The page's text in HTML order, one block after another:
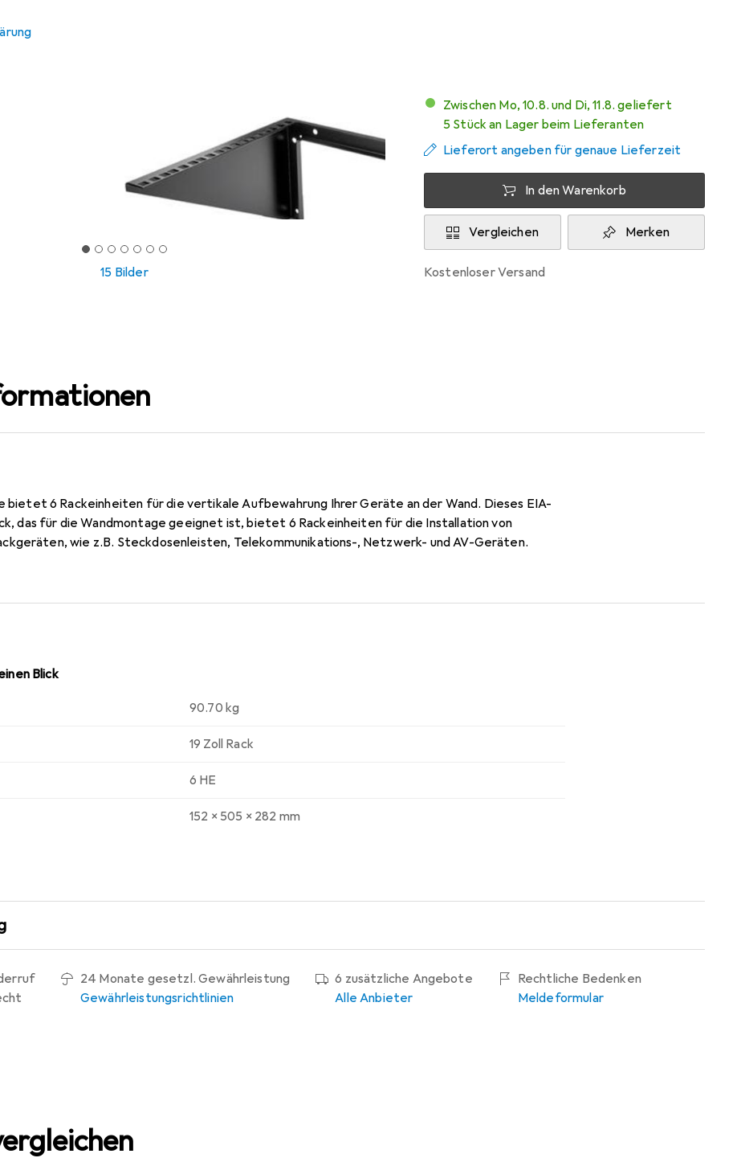
15 Bilder
Zwischen Mo, 10.8. und Di, 11.8. geliefert
5 Stück an Lager beim Lieferanten
Lieferort angeben für genaue Lieferzeit
In den Warenkorb
Vergleichen Merken
kostenloser Versand
bietet 6 Rackeinheiten für die vertikale Aufbewahrung Ihrer Geräte an der Wand. Dieses EIA-
das für die Wandmontage geeignet ist, bietet 6 Rackeinheiten für die Installation von
wie z.B. Steckdosenleisten, Telekommunikations-, Netzwerk- und AV-Geräten.
Blick
90.70 kg
19 Zoll Rack
6 HE
152 x 505 x 282 mm
24 Monate gesetzl. Gewährleistung
Gewährleistungsrichtlinien
6 zusätzliche Angebote
Alle Anbieter
Rechtliche Bedenken
Meldeformular